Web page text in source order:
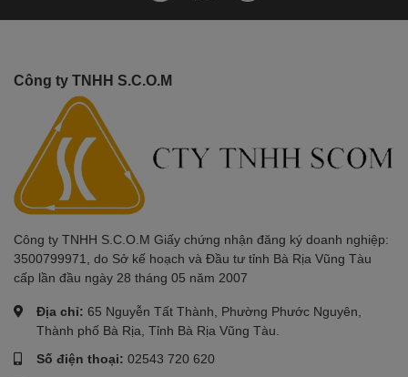
Công ty TNHH S.C.O.M
Công ty TNHH S.C.O.M Giấy chứng nhận đăng ký doanh nghiệp:
3500799971, do Sở kế hoạch và Đầu tư tỉnh Bà Rịa Vũng Tàu
cấp lần đầu ngày 28 tháng 05 năm 2007
Địa chỉ: 65 Nguyễn Tất Thành, Phường Phước Nguyên,
Thành phố Bà Rịa, Tỉnh Bà Rịa Vũng Tàu.
Số điện thoại: 02543 720 620